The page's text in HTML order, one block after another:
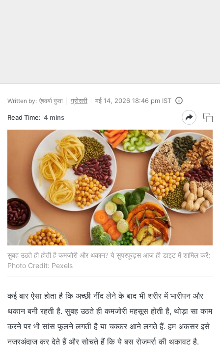
Written by: ऐश्वर्या गुप्ता ग्रोसरी मई 14, 2026 18:46 pm IST
Read Time: 4 mins
सुबह उठते ही होती है कमजोरी और थकान? ये सुपरफूड्स आज ही डाइट में शामिल करें;
Photo Credit: Pexels
कई बार ऐसा होता है कि अच्छी नींद लेने के बाद भी शरीर में भारीपन और
थकान बनी रहती है. सुबह उठते ही कमजोरी महसूस होती है, थोड़ा सा काम
करने पर भी सांस फूलने लगती है या चक्कर आने लगते हैं. हम अकसर इसे
नजरअंदाज कर देते हैं और सोचते हैं कि ये बस रोजमर्रा की थकावट है.